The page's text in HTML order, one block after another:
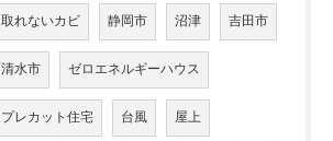
取れないカビ 静岡市 沼津 吉田市
清水市 ゼロエネルギーハウス
プレカット住宅 台風 屋上